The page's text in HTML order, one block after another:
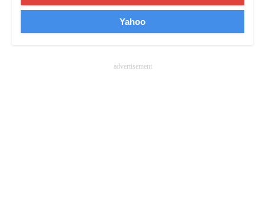
Yahoo
advertisement